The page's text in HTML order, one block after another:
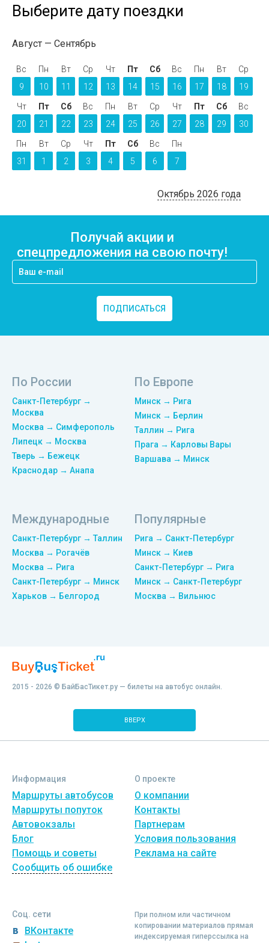
Выберите дату поездки
Август Сентябрь
Вс
9
Пн
10
Вт
11
Ср
12
Чт
13
Пт
14
Сб
15
Вс
16
Пн
17
Вт
18
Ср
19
Чт
20
Пт
21
Сб
22
Вс
23
Пн
24
Вт
25
Ср
26
Чт
27
Пт
28
Сб
29
Вс
30
Пн
31
Вт
1
Ср
2
Чт
3
Пт
4
Сб
5
Вс
6
Пн
7
Октябрь 2026 года
Получай акции и
спецпредложения на свою почту!
ПОДПИСАТЬСЯ
По России
Санкт-Петербург →
Москва
Москва → Симферополь
Липецк → Москва
Тверь → Бежецк
Краснодар → Анапа
По Европе
Минск → Рига
Минск → Берлин
Таллин → Рига
Прага → Карловы Вары
Варшава → Минск
Международные
Санкт-Петербург → Таллин
Москва → Рогачёв
Москва → Рига
Санкт-Петербург → Минск
Харьков → Белгород
Популярные
Рига → Санкт-Петербург
Минск → Киев
Санкт-Петербург → Рига
Минск → Санкт-Петербург
Москва → Вильнюс
2015 - 2026 © БайБасТикет.ру — билеты на автобус онлайн.
ВВЕРХ
Информация
Маршруты автобусов
Маршруты попуток
Автовокзалы
Блог
Помощь и советы
Сообщить об ошибке
О проекте
О компании
Контакты
Партнерам
Условия пользования
Реклама на сайте
Соц. сети
ВКонтакте
При полном или частичном
копировании материалов прямая
индексируемая гиперссылка на